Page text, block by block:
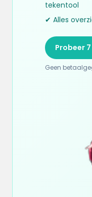
tekentool
✔ Alles
Probeer
Geen